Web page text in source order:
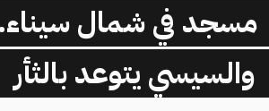
مسجد في شمال
والسيسي يتوعد بالثأر